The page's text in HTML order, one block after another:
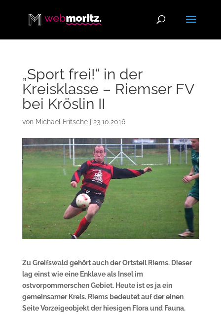
„Sport frei!“ in der
Kreisklasse – Riemser FV
bei Kröslin II
von Michael Fritsche| 23.10.2016
Zu Greifswald gehört auch der Ortsteil Riems. Dieser
lag einst wie eine Enklave als Insel im
ostvorpommerschen Gebiet. Heute ist es ja ein
gemeinsamer Kreis. Riems bedeutet auf der einen
Seite Vorzeigeobjekt der hiesigen Flora und Fauna.